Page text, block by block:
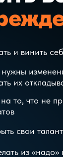
ОТБОР
подумай:
ты уже
на потом?
и весь
прямо